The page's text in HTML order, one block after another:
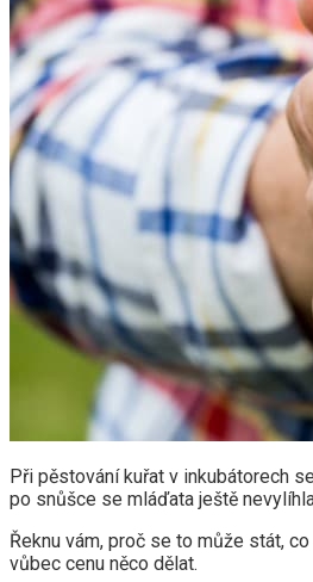
Při pěstování kuřat v inkubátorech
po snůšce se mláďata ještě
Řeknu vám, proč se to může stát,
vůbec cenu něco dělat.